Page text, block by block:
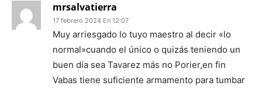
mrsalvatierra
17 febrero 2024 En 12:07
Muy arriesgado lo tuyo maestro al decir «lo
normal»cuando el único o quizás teniendo un
buen día sea Tavarez más no Porier,en fin
Vabas tiene suficiente armamento para tumbar